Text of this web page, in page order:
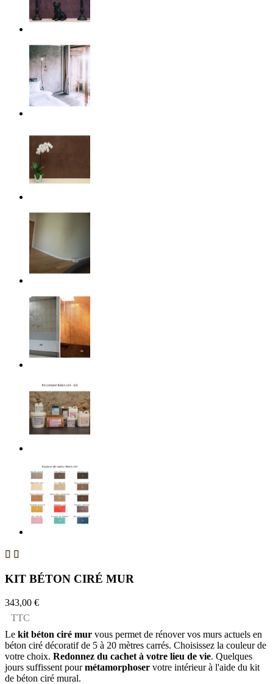
 
KIT BÉTON CIRÉ MUR
343,00 €
TTC
Le kit béton ciré mur vous permet de rénover vos murs actuels en
béton ciré décoratif de 5 à 20 mètres carrés. Choisissez la couleur de
votre choix. Redonnez du cachet à votre lieu de vie. Quelques
jours suffissent pourmétamorphoser votre intérieur à l'aide du kit
de béton ciré mural.